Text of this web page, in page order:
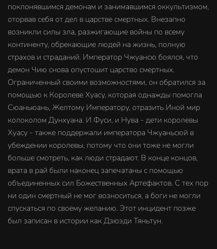
поклонявшимся демонам и занимавшимся оккультизмом,
оторвав себя от дел в царстве смертных. Внезапно
возникли силы зла, разжигающие войны по всему
континенту, обрекающие людей на жизнь, полную
страхов и страданий. Император Чжуансю боялся, что
демон Чию снова опустошит царство смертных.
Ограниченный своими возможностями, он обратился за
помощью к Королеве Хуасу, которая однажды помогла
Сюаньюань, Желтому Императору, отразить Иной мир
колоколом Дунхуана. И Фуси, и Нува - дети королевы
Хуасу - также поддержали императора Чжуаньсюй в
убеждении королевы, потому что они тоже не могли
больше смотреть, как люди страдают. В конце концов,
врата в рай были наконец запечатаны с помощью
объединенных сил Божественных Артефактов. С тех пор
ни один смертный не мог возноситься, а боги не могли
спускаться по своему желанию. Этот инцидент позже
был записан в истории как Дзюэди Тяньтун.